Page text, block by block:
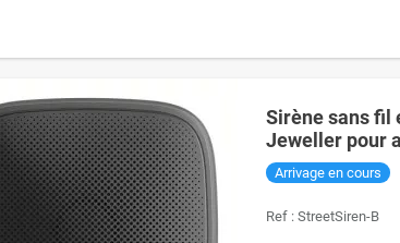
Sirène sans fil
Jeweller pour
Arrivage en cours
Ref : StreetSiren-B